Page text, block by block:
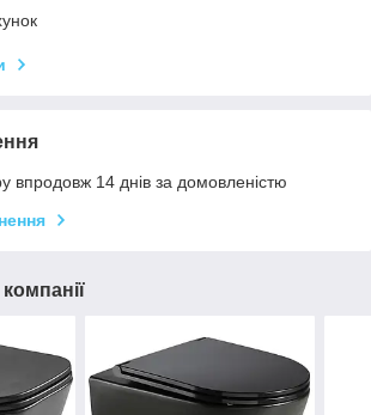
впродовж 14 днів за домовленістю